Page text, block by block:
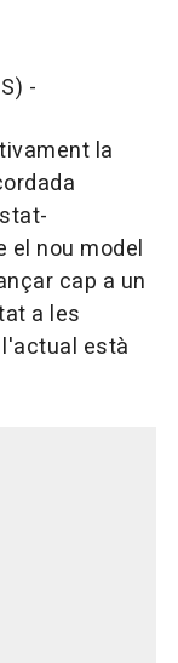
-
la
el nou model
cap a un
a les
està